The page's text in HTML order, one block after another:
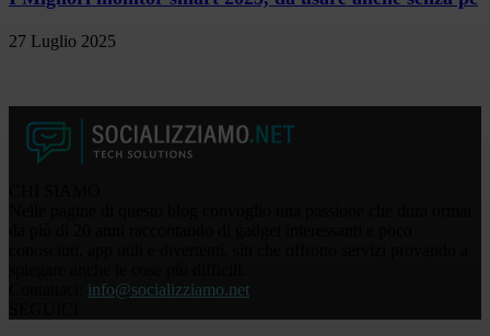
27 Luglio 2025
info@socializziamo.net